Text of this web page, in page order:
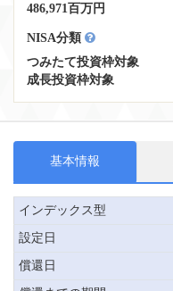
486,971百万円
NISA分類
つみたて投資枠対象
成長投資枠対象
基本情報
インデックス型
設定日
償還日